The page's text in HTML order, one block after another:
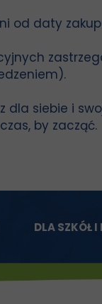
od daty
dla siebie i
by zacząć.
DLA SZKÓŁ I